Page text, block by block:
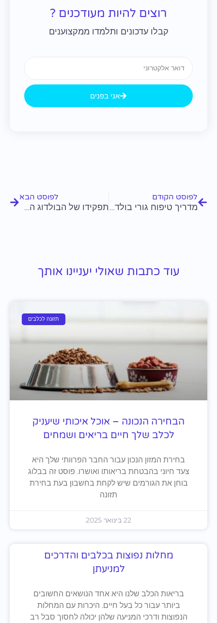
רוצים להיות מעודכנים ?
קבלו עדכונים ותלמדו ממקצוענים
אני בפנים
לפוסט הקודם
מדריך טיפוח גורי בולדוג צרפתי
לפוסט הבא
תפקידו של הבולדוג הצרפתי בספורט ובתחרויות
עוד כתבות שאולי יעניינו אותך
תזונה לכלבים
הבחירה הנכונה – אוכל איכותי שיעניק
לכלב שלך חיים בריאים ושמחים
בחירת המזון הנכון עבור החבר הפרוותי שלך היא
צעד חיוני בהבטחת בריאותו ואושרו. פוסט זה בבלוג
בוחן את הגורמים שיש לקחת בחשבון בעת בחירת
תזונה
22 בינואר 2025
מחלות נפוצות בכלבים והדרכים
למניעתן
בריאות הכלב שלנו היא אחד הנושאים החשובים
ביותר עבור כל בעל חיים. היכרות עם המחלות
הנפוצות ודרכי המניעה שלהן יכולה לחסוך סבל רב